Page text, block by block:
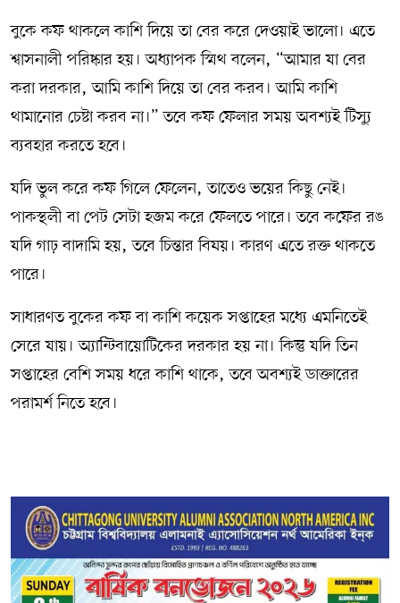
বুকে কফ থাকলে কাশি দিয়ে তা বের করে দেওয়াই ভালো। এতে
শ্বাসনালী পরিষ্কার হয়। অধ্যাপক স্মিথ বলেন, “আমার যা বের
করা দরকার, আমি কাশি দিয়ে তা বের করব। আমি কাশি
থামানোর চেষ্টা করব না।” তবে কফ ফেলার সময় অবশ্যই টিস্যু
ব্যবহার করতে হবে।
যদি ভুল করে কফ গিলে ফেলেন, তাতেও ভয়ের কিছু নেই।
পাকস্থলী বা পেট সেটা হজম করে ফেলতে পারে। তবে কফের রঙ
যদি গাঢ় বাদামি হয়, তবে চিন্তার বিষয়। কারণ এতে রক্ত থাকতে
পারে।
সাধারণত বুকের কফ বা কাশি কয়েক সপ্তাহের মধ্যে এমনিতেই
সেরে যায়। অ্যান্টিবায়োটিকের দরকার হয় না। কিন্তু যদি তিন
সপ্তাহের বেশি সময় ধরে কাশি থাকে, তবে অবশ্যই ডাক্তারের
পরামর্শ নিতে হবে।